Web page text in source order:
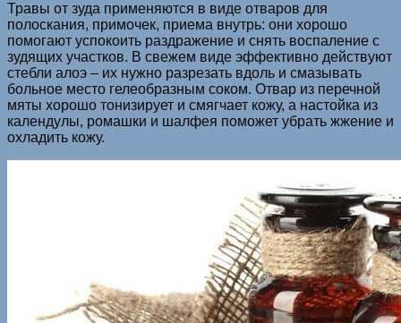
Травы от зуда применяются в виде отваров для
полоскания, примочек, приема внутрь: они хорошо
помогают успокоить раздражение и снять воспаление с
зудящих участков. В свежем виде эффективно действуют
стебли алоэ – их нужно разрезать вдоль и смазывать
больное место гелеобразным соком. Отвар из перечной
мяты хорошо тонизирует и смягчает кожу, а настойка из
календулы, ромашки и шалфея поможет убрать жжение и
охладить кожу.